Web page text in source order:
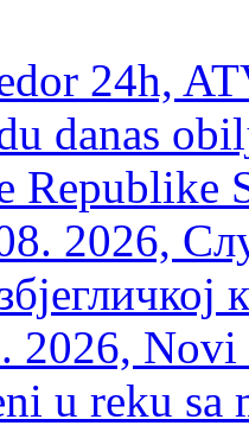
24h,
danas
Republike
2026,
2026, Novi
u reku sa